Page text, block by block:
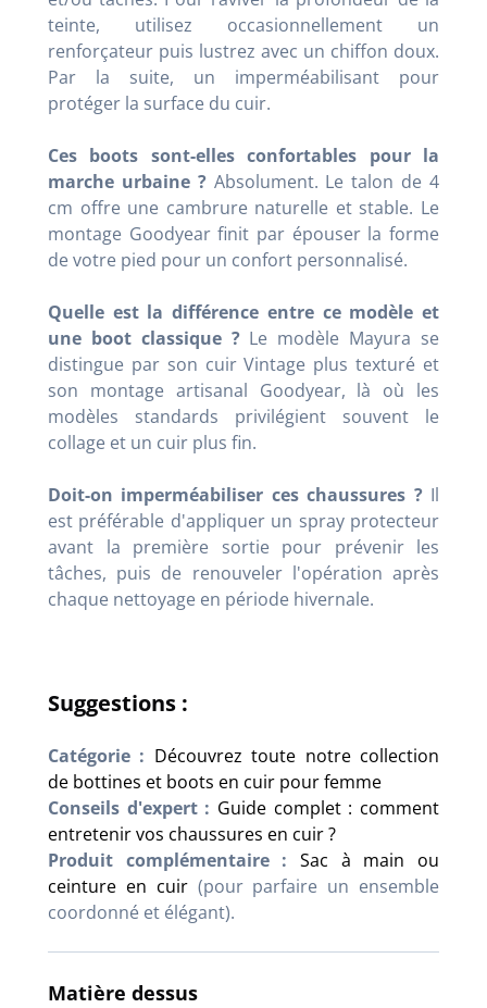
teinte, utilisez occasionnellement un
renforçateur puis lustrez avec un chiffon doux.
Par la suite, un imperméabilisant pour
protéger la surface du cuir.
Ces boots sont-elles confortables pour la
marche urbaine ?Absolument. Le talon de 4
cm offre une cambrure naturelle et stable. Le
montage Goodyear finit par épouser la forme
de votre pied pour un confort personnalisé.
Quelle est la différence entre ce modèle et
une boot classique ?Le modèle Mayura se
distingue par son cuir Vintage plus texturé et
son montage artisanal Goodyear, là où les
modèles standards privilégient souvent le
collage et un cuir plus fin.
Doit-on imperméabiliser ces chaussures ?Il
est préférable d'appliquer un spray protecteur
avant la première sortie pour prévenir les
tâches, puis de renouveler l'opération après
chaque nettoyage en période hivernale.
Suggestions :
Catégorie : Découvrez toute notre collection
de bottines et boots en cuir pour femme
Conseils d'expert : Guide complet : comment
entretenir vos chaussures en cuir ?
Produit complémentaire : Sac à main ou
ceinture en cuir(pour parfaire un ensemble
coordonné et élégant).
Matière dessus